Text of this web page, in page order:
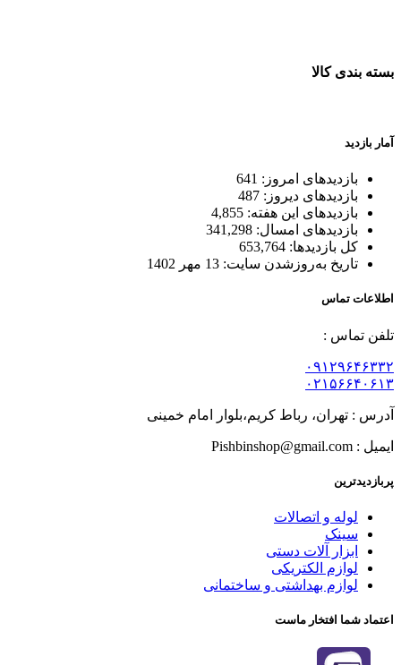
بسته بندی کالا
آمار بازدید
بازدیدهای امروز: 641
بازدیدهای دیروز: 487
بازدیدهای این هفته: 4,855
بازدیدهای امسال: 341,298
کل بازدیدها: 653,764
تاریخ به‌روزشدن سایت: 13 مهر 1402
اطلاعات تماس
تلفن تماس :
۰۹۱۲۹۶۴۶۳۳۲
۰۲۱۵۶۶۴۰۶۱۳
آدرس : تهران، رباط کریم،بلوار امام خمینی
ایمیل : Pishbinshop@gmail.com
پربازدیدترین
لوله و اتصالات
سینک
ابزار آلات دستی
لوازم الکتریکی
لوازم بهداشتی و ساختمانی
اعتماد شما افتخار ماست